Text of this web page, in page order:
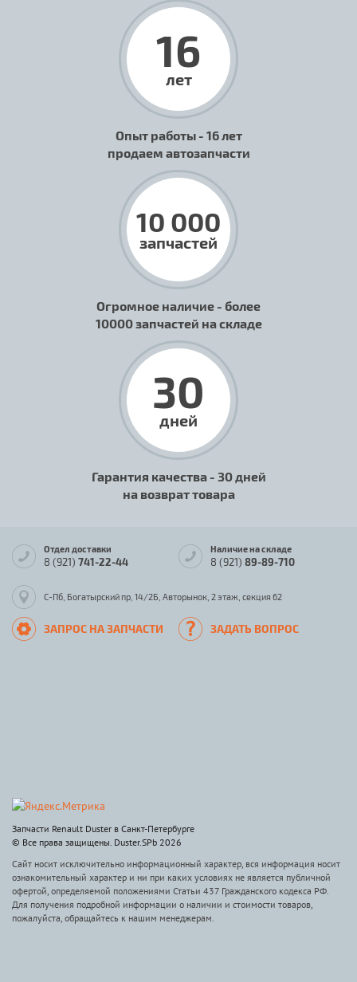
16
лет
Опыт работы - 16 лет
продаем автозапчасти
10 000
запчастей
Огромное наличие - более
10000 запчастей на складе
30
дней
Гарантия качества - 30 дней
на возврат товара
Отдел доставки
8 (921) 741-22-44
Наличие на складе
8 (921) 89-89-710
С-Пб, Богатырский пр, 14/2Б, Авторынок, 2 этаж, секция 62
ЗАПРОС НА ЗАПЧАСТИ ЗАДАТЬ ВОПРОС
Запчасти Renault Duster в Санкт-Петербурге
© Все права защищены. Duster.SPb 2026
Сайт носит исключительно информационный характер, вся информация носит
ознакомительный характер и ни при каких условиях не является публичной
офертой, определяемой положениями Статьи 437 Гражданского кодекса РФ.
Для получения подробной информации о наличии и стоимости товаров,
пожалуйста, обращайтесь к нашим менеджерам.